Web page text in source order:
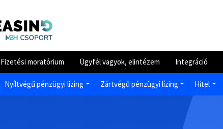
Fizetési moratórium Ügyfél vagyok, elintézem Integráció
Nyíltvégű pénzügyi lízing Zártvégű pénzügyi lízing Hitel